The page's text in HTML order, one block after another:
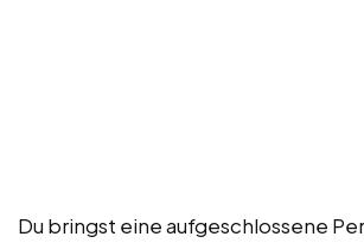
Du bringst eine aufgeschlossene